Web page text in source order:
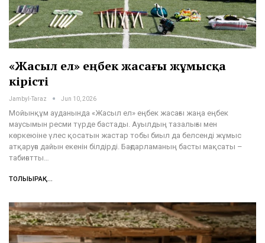
«Жасыл ел» еңбек жасағы жұмысқа
кірісті
Jambyl-Taraz Jun 10, 2026
Мойынқұм ауданында «Жасыл ел» еңбек жасағы жаңа еңбек
маусымын ресми түрде бастады. Ауылдың тазалығы мен
көркеюіне үлес қосатын жастар тобы биыл да белсенді жұмыс
атқаруға дайын екенін білдірді. Бағдарламаның басты мақсаты –
табиғатты…
ТОЛЫҒЫРАҚ...